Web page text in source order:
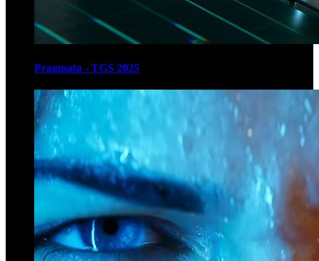
Pragmata - TGS 2025